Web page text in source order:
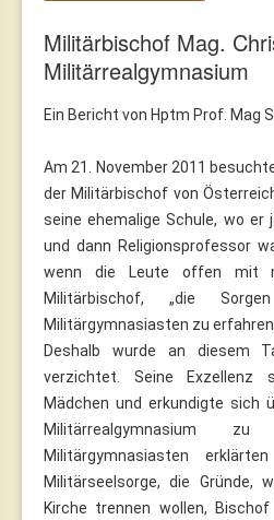
Militärbischof Mag.
Militärrealgymnasium
Ein Bericht von Hptm Prof. Mag
Am 21. November 2011
der Militärbischof von
seine ehemalige Schule, wo er
und dann Religionsprofessor
wenn die Leute offen mit
Militärbischof, „die
Militärgymnasiasten zu
Deshalb wurde an diesem
verzichtet. Seine
Mädchen und erkundigte sich
Militärrealgymnasium
Militärgymnasiasten
Militärseelsorge, die Gründe,
Kirche trennen wollen,